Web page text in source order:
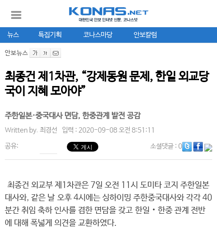
뉴스 특집기획 코나스마당 안보칼럼
안보뉴스
최종건 제1차관, “강제동원 문제, 한일 외교당
국이 지혜 모아야”
주한일본·중국대사 면담, 한중관계 발전 공감
Written by. 최경선 입력 : 2020-09-08 오전 8:51:11
공유: 소셜댓글: 0
최종건 외교부 제1차관은 7일 오전 11시 도미타 코지 주한일본
대사와, 같은 날 오후 4시에는 싱하이밍 주한중국대사와 각각 40
분간 취임 축하 인사를 겸한 면담을 갖고 한일‧한중 관계 전반
에 대해 폭넓게 의견을 교환하였다.